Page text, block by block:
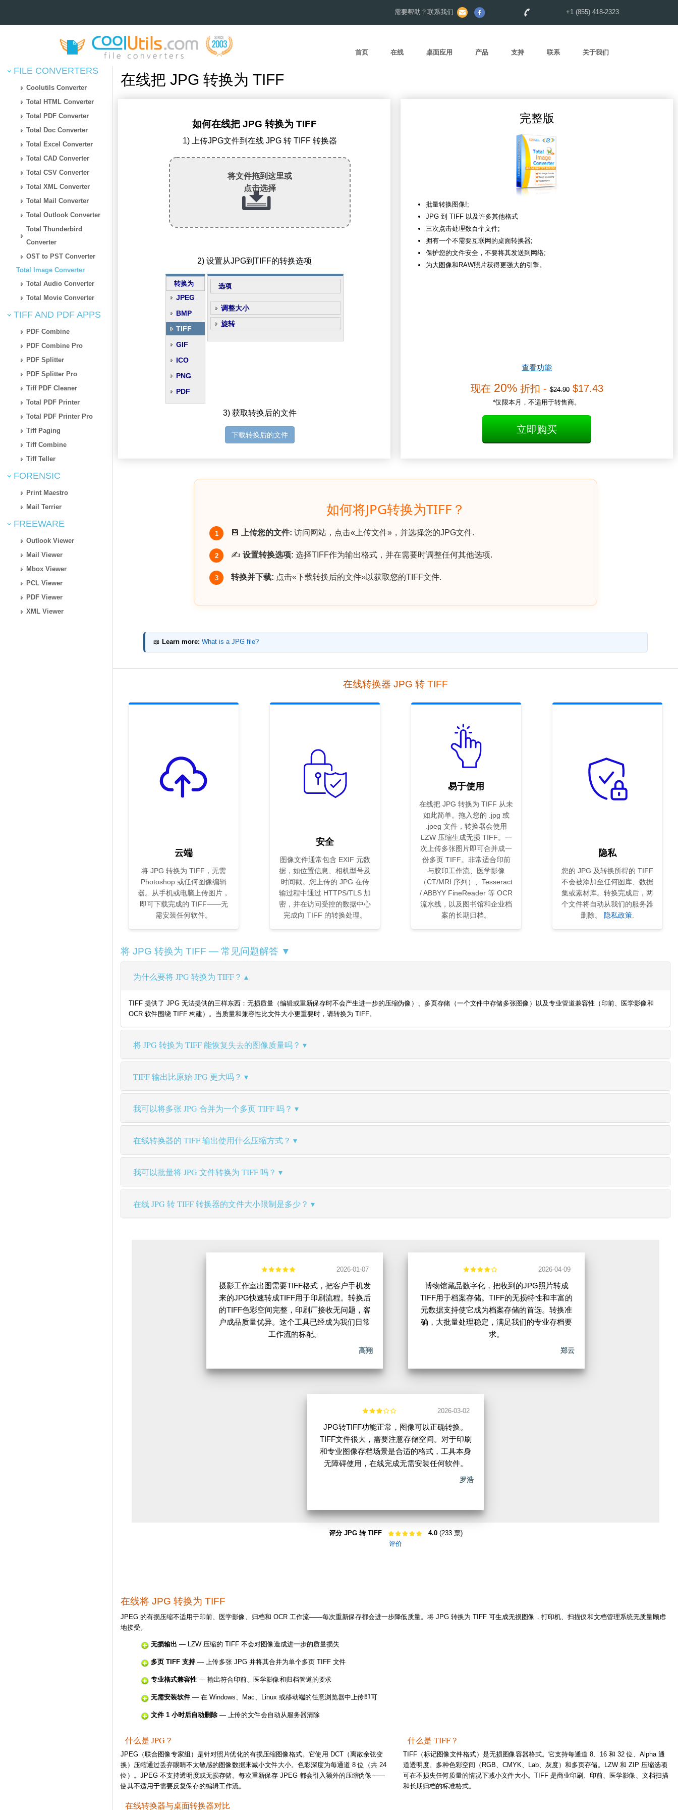
需要帮助？联系我们 +1 (855) 418-2323
首页 在线 桌面应用 产品 支持 联系 关于我们
FILE CONVERTERS
Coolutils Converter
Total HTML Converter
Total PDF Converter
Total Doc Converter
Total Excel Converter
Total CAD Converter
Total CSV Converter
Total XML Converter
Total Mail Converter
Total Outlook Converter
Total Thunderbird
Converter
OST to PST Converter
Total Image Converter
Total Audio Converter
Total Movie Converter
TIFF AND PDF APPS
PDF Combine
PDF Combine Pro
PDF Splitter
PDF Splitter Pro
Tiff PDF Cleaner
Total PDF Printer
Total PDF Printer Pro
Tiff Paging
Tiff Combine
Tiff Teller
FORENSIC
Print Maestro
Mail Terrier
FREEWARE
Outlook Viewer
Mail Viewer
Mbox Viewer
PCL Viewer
PDF Viewer
XML Viewer
在线把 JPG 转换为 TIFF
如何在线把 JPG 转换为 TIFF
1) 上传JPG文件到在线 JPG 转 TIFF 转换器
将文件拖到这里或
点击选择
2) 设置从JPG到TIFF的转换选项
转换为
JPEG
BMP
TIFF
GIF
ICO
PNG
PDF
选项
调整大小
旋转
3) 获取转换后的文件
下载转换后的文件
完整版
批量转换图像!;
JPG 到 TIFF 以及许多其他格式
三次点击处理数百个文件;
拥有一个不需要互联网的桌面转换器;
保护您的文件安全，不要将其发送到网络;
为大图像和RAW照片获得更强大的引擎。
查看功能
现在 20%折扣 -$24.90$17.43
*仅限本月，不适用于转售商。
立即购买
如何将JPG转换为TIFF？
1 💾 上传您的文件: 访问网站，点击«上传文件»，并选择您的JPG文件.
2 ✍️ 设置转换选项: 选择TIFF作为输出格式，并在需要时调整任何其他选项.
3 转换并下载: 点击«下载转换后的文件»以获取您的TIFF文件.
📖 Learn more: What is a JPG file?
在线转换器 JPG 转 TIFF
云端
将 JPG 转换为 TIFF，无需
Photoshop 或任何图像编辑
器。从手机或电脑上传图片，
即可下载完成的 TIFF——无
需安装任何软件。
安全
图像文件通常包含 EXIF 元数
据，如位置信息、相机型号及
时间戳。您上传的 JPG 在传
输过程中通过 HTTPS/TLS 加
密，并在访问受控的数据中心
完成向 TIFF 的转换处理。
易于使用
在线把 JPG 转换为 TIFF 从未
如此简单。拖入您的 .jpg 或
.jpeg 文件，转换器会使用
LZW 压缩生成无损 TIFF。一
次上传多张图片即可合并成一
份多页 TIFF。非常适合印前
与胶印工作流、医学影像
（CT/MRI 序列）、Tesseract
/ ABBYY FineReader 等 OCR
流水线，以及图书馆和企业档
案的长期归档。
隐私
您的 JPG 及转换所得的 TIFF
不会被添加至任何图库、数据
集或素材库。转换完成后，两
个文件将自动从我们的服务器
删除。
隐私政策.
将 JPG 转换为 TIFF — 常见问题解答 ▼
为什么要将 JPG 转换为 TIFF？
TIFF 提供了 JPG 无法提供的三样东西：无损质量（编辑或重新保存时不会产生进一步的压缩伪像）、多页存储（一个文件中存储多张图像）以及专业管道兼容性（印前、医学影像和
OCR 软件围绕 TIFF 构建）。当质量和兼容性比文件大小更重要时，请转换为 TIFF。
将 JPG 转换为 TIFF 能恢复失去的图像质量吗？
TIFF 输出比原始 JPG 更大吗？
我可以将多张 JPG 合并为一个多页 TIFF 吗？
在线转换器的 TIFF 输出使用什么压缩方式？
我可以批量将 JPG 文件转换为 TIFF 吗？
在线 JPG 转 TIFF 转换器的文件大小限制是多少？
2026-01-07
摄影工作室出图需要TIFF格式，把客户手机发
来的JPG快速转成TIFF用于印刷流程。转换后
的TIFF色彩空间完整，印刷厂接收无问题，客
户成品质量优异。这个工具已经成为我们日常
工作流的标配。
高翔
2026-04-09
博物馆藏品数字化，把收到的JPG照片转成
TIFF用于档案存储。TIFF的无损特性和丰富的
元数据支持使它成为档案存储的首选。转换准
确，大批量处理稳定，满足我们的专业存档要
求。
郑云
2026-03-02
JPG转TIFF功能正常，图像可以正确转换。
TIFF文件很大，需要注意存储空间。对于印刷
和专业图像存档场景是合适的格式，工具本身
无障碍使用，在线完成无需安装任何软件。
罗浩
评分 JPG 转 TIFF 4.0(233 票)
评价
在线将 JPG 转换为 TIFF
JPEG 的有损压缩不适用于印前、医学影像、归档和 OCR 工作流——每次重新保存都会进一步降低质量。将 JPG 转换为 TIFF 可生成无损图像，打印机、扫描仪和文档管理系统无质量顾虑
地接受。
无损输出 — LZW 压缩的 TIFF 不会对图像造成进一步的质量损失
多页 TIFF 支持 — 上传多张 JPG 并将其合并为单个多页 TIFF 文件
专业格式兼容性 — 输出符合印前、医学影像和归档管道的要求
无需安装软件 — 在 Windows、Mac、Linux 或移动端的任意浏览器中上传即可
文件 1 小时后自动删除 — 上传的文件会自动从服务器清除
什么是 JPG？
JPEG（联合图像专家组）是针对照片优化的有损压缩图像格式。它使用 DCT（离散余弦变
换）压缩通过丢弃眼睛不太敏感的图像数据来减小文件大小。色彩深度为每通道 8 位（共 24
位）。JPEG 不支持透明度或无损存储。每次重新保存 JPEG 都会引入额外的压缩伪像——
使其不适用于需要反复保存的编辑工作流。
什么是 TIFF？
TIFF（标记图像文件格式）是无损图像容器格式。它支持每通道 8、16 和 32 位、Alpha 通
道透明度、多种色彩空间（RGB、CMYK、Lab、灰度）和多页存储。LZW 和 ZIP 压缩选项
可在不损失任何质量的情况下减小文件大小。TIFF 是商业印刷、印前、医学影像、文档扫描
和长期归档的标准格式。
在线转换器与桌面转换器对比